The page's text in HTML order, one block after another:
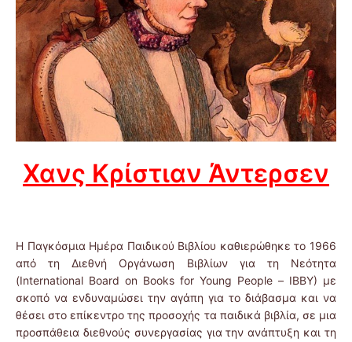
Χανς Κρίστιαν Άντερσεν
Η Παγκόσμια Ημέρα Παιδικού Βιβλίου καθιερώθηκε το 1966
από τη Διεθνή Οργάνωση Βιβλίων για τη Νεότητα
(International Board on Books for Young People – ΙΒΒΥ) με
σκοπό να ενδυναμώσει την αγάπη για το διάβασμα και να
θέσει στο επίκεντρο της προσοχής τα παιδικά βιβλία, σε μια
προσπάθεια διεθνούς συνεργασίας για την ανάπτυξη και τη